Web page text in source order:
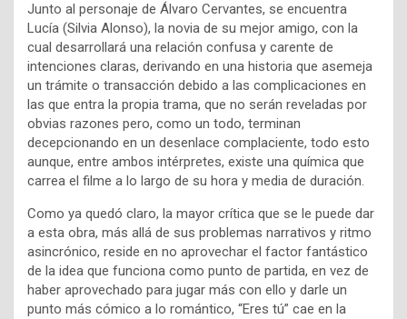
Junto al personaje de Álvaro Cervantes, se encuentra
Lucía (Silvia Alonso), la novia de su mejor amigo, con la
cual desarrollará una relación confusa y carente de
intenciones claras, derivando en una historia que asemeja
un trámite o transacción debido a las complicaciones en
las que entra la propia trama, que no serán reveladas por
obvias razones pero, como un todo, terminan
decepcionando en un desenlace complaciente, todo esto
aunque, entre ambos intérpretes, existe una química que
carrea el filme a lo largo de su hora y media de duración.
Como ya quedó claro, la mayor crítica que se le puede dar
a esta obra, más allá de sus problemas narrativos y ritmo
asincrónico, reside en no aprovechar el factor fantástico
de la idea que funciona como punto de partida, en vez de
haber aprovechado para jugar más con ello y darle un
punto más cómico a lo romántico, “Eres tú” cae en la